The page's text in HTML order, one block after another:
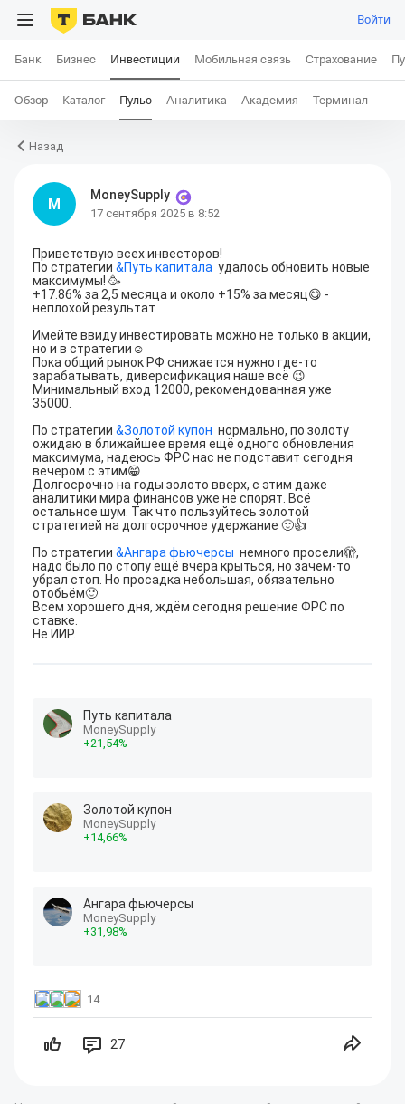
Войти
Банк Бизнес Инвестиции Мобильная связь Страхование
Обзор Каталог Пульс Аналитика Академия Терминал
Назад
M
MoneySupply
17 сентября 2025 в 8:52
Приветствую всех инвесторов!
По стратегии &Путь капитала
  удалось обновить новые
максимумы! 🥳
+17.86% за 2,5 месяца и около +15% за месяц😋 -
неплохой результат
Имейте ввиду инвестировать можно не только в акции,
но и в стратегии☺️
Пока общий рынок РФ снижается нужно где-то
зарабатывать, диверсификация наше всё 😉
Минимальный вход 12000, рекомендованная уже
35000.
По стратегии &Золотой купон
  нормально, по золоту
ожидаю в ближайшее время ещё одного обновления
максимума, надеюсь ФРС нас не подставит сегодня
вечером с этим😁
Долгосрочно на годы золото вверх, с этим даже
аналитики мира финансов уже не спорят. Всё
остальное шум. Так что пользуйтесь золотой
стратегией на долгосрочное удержание 🙂👍
По стратегии &Ангара фьючерсы
  немного просели🫣,
надо было по стопу ещё вчера крыться, но зачем-то
убрал стоп. Но просадка небольшая, обязательно
отобьём🙂
Всем хорошего дня, ждём сегодня решение ФРС по
ставке.
Не ИИР.
Путь капитала
MoneySupply
+21,54%
Золотой купон
MoneySupply
+14,66%
Ангара фьючерсы
MoneySupply
+31,98%
14
27